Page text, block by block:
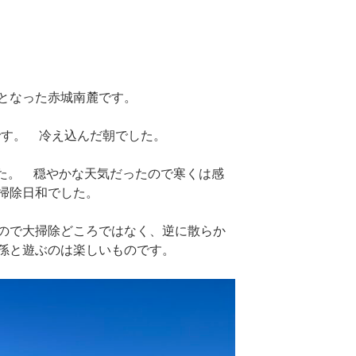
なった赤城南麓です。
。 冷え込んだ朝でした。
。 穏やかな天気だったので寒くは感
除日和でした。
で大掃除どころではなく、逆に散らか
遊ぶのは楽しいものです。